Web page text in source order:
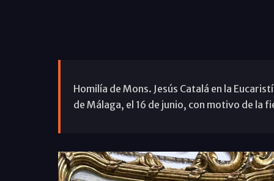
Homilía de Mons. Jesús Catalá en la
de Málaga, el 16 de junio, con motivo de la